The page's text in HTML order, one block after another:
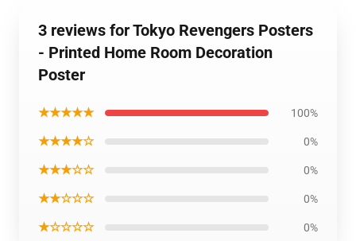
3 reviews for Tokyo Revengers Posters
- Printed Home Room Decoration
Poster
★★★★★ 100%
★★★★☆ 0%
★★★☆☆ 0%
★★☆☆☆ 0%
★☆☆☆☆ 0%